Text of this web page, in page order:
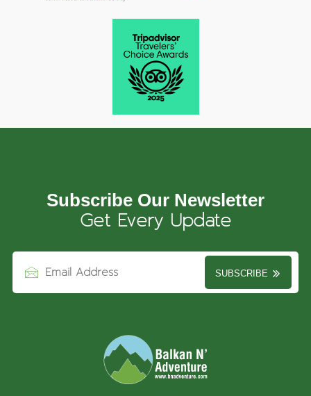
Subscribe Our Newsletter
Get Every Update
SUBSCRIBE